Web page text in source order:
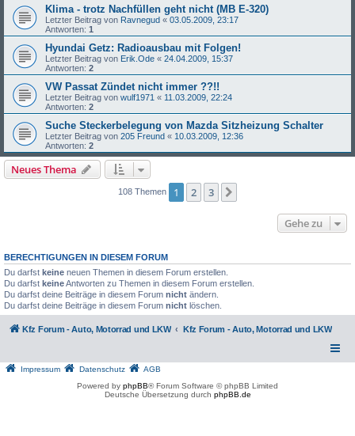
Klima - trotz Nachfüllen geht nicht (MB E-320)
Letzter Beitrag von Ravnegud « 03.05.2009, 23:17
Antworten: 1
Hyundai Getz: Radioausbau mit Folgen!
Letzter Beitrag von Erik.Ode « 24.04.2009, 15:37
Antworten: 2
VW Passat Zündet nicht immer ??!!
Letzter Beitrag von wulf1971 « 11.03.2009, 22:24
Antworten: 2
Suche Steckerbelegung von Mazda Sitzheizung Schalter
Letzter Beitrag von 205 Freund « 10.03.2009, 12:36
Antworten: 2
Neues Thema
108 Themen 1 2 3
Gehe zu
BERECHTIGUNGEN IN DIESEM FORUM
Du darfst keine neuen Themen in diesem Forum erstellen.
Du darfst keineAntworten zu Themen in diesem Forum erstellen.
Du darfst deine Beiträge in diesem Forum nicht ändern.
Du darfst deine Beiträge in diesem Forum nicht löschen.
Kfz Forum - Auto, Motorrad und LKW Kfz Forum - Auto, Motorrad und LKW
Impressum Datenschutz
AGB
Powered by phpBB® Forum Software © phpBB Limited
Deutsche Übersetzung durch phpBB.de